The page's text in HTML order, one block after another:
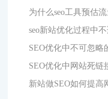
为什么seo工具预估
seo新站优化过程中
SEO优化中不可忽略
SEO优化中网站死链
新站做SEO如何提高